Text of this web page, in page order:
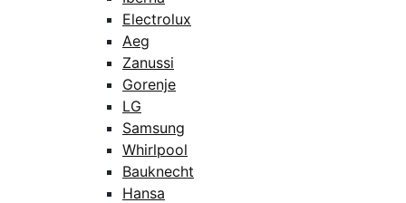
Electrolux
Aeg
Zanussi
Gorenje
LG
Samsung
Whirlpool
Bauknecht
Hansa